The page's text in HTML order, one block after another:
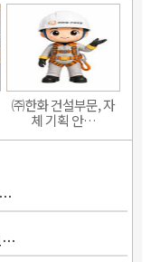
㈜한화 건설부문, 자
체 기획 안…
…